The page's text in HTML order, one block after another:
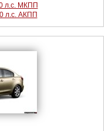
л.с. МКПП
л.с. АКПП